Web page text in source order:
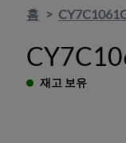
홈
재고 보유